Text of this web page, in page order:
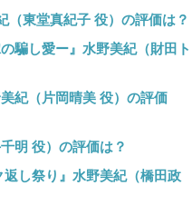
（東堂真紀子 役）の評価は？
騙し愛ー』水野美紀（財田ト
紀（片岡晴美 役）の評価
明 役）の評価は？
返し祭り』水野美紀（橋田政